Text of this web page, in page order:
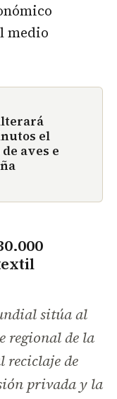
medio
el
aves e
sitúa al
regional de la
reciclaje de
privada y la